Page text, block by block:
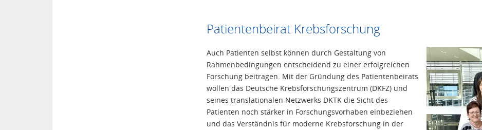
Patientenbeirat Krebsforschung
Auch Patienten selbst können durch Gestaltung von
Rahmenbedingungen entscheidend zu einer erfolgreichen
Forschung beitragen. Mit der Gründung des Patientenbeirats
wollen das Deutsche Krebsforschungszentrum (DKFZ) und
seines translationalen Netzwerks DKTK die Sicht des
Patienten noch stärker in Forschungsvorhaben einbeziehen
und das Verständnis für moderne Krebsforschung in der